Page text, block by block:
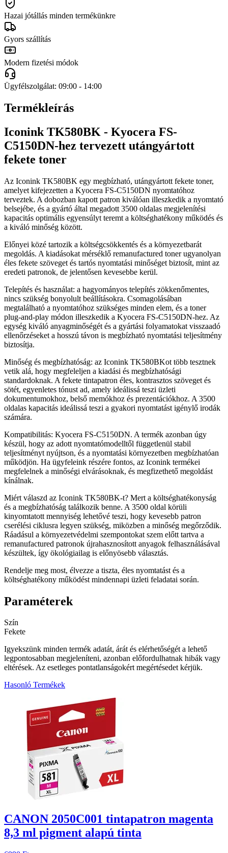
Hazai jótállás minden termékünkre
Gyors szállítás
Modern fizetési módok
Ügyfélszolgálat: 09:00 - 14:00
Termékleírás
Iconink TK580BK - Kyocera FS-
C5150DN-hez tervezett utángyártott
fekete toner
Az Iconink TK580BK egy megbízható, utángyártott fekete toner,
amelyet kifejezetten a Kyocera FS-C5150DN nyomtatóhoz
terveztek. A dobozban kapott patron kiválóan illeszkedik a nyomtató
belsejébe, és a gyártó által megadott 3500 oldalas megjelenítési
kapacitás optimális egyensúlyt teremt a költséghatékony működés és
a kiváló minőség között.
Előnyei közé tartozik a költségcsökkentés és a környezetbarát
megoldás. A kiadásokat mérséklő remanufactured toner ugyanolyan
éles fekete szöveget és tartós nyomtatási minőséget biztosít, mint az
eredeti patronok, de jelentősen kevesebbe kerül.
Telepítés és használat: a hagyományos telepítés zökkenőmentes,
nincs szükség bonyolult beállításokra. Csomagolásában
megtalálható a nyomtatóhoz szükséges minden elem, és a toner
plug-and-play módon illeszkedik a Kyocera FS-C5150DN-hez. Az
egység kiváló anyagminőségét és a gyártási folyamatokat visszaadó
ellenőrzéseket a hosszú távon is megbízható nyomtatási teljesítmény
biztosítja.
Minőség és megbízhatóság: az Iconink TK580BKot több tesztnek
vetik alá, hogy megfeleljen a kiadási és megbízhatósági
standardoknak. A fekete tintapatron éles, kontrasztos szöveget és
sötét, egyenletes tónust ad, amely ideálissá teszi üzleti
dokumentumokhoz, belső memókhoz és prezentációkhoz. A 3500
oldalas kapacitás ideálissá teszi a gyakori nyomtatást igénylő irodák
számára.
Kompatibilitás: Kyocera FS-C5150DN. A termék azonban úgy
készül, hogy az adott nyomtatómodelltől függetlenül stabil
teljesítményt nyújtson, és a nyomtatási környezetben megbízhatóan
működjön. Ha ügyfeleink részére fontos, az Iconink termékei
megfelelnek a minőségi elvárásoknak, és megfizethető megoldást
kínálnak.
Miért válaszd az Iconink TK580BK-t? Mert a költséghatékonyság
és a megbízhatóság találkozik benne. A 3500 oldal körüli
kinyomtatott mennyiség lehetővé teszi, hogy kevesebb patron
cserélési ciklusra legyen szükség, miközben a minőség megőrződik.
Ráadásul a környezetvédelmi szempontokat szem előtt tartva a
remanufactured patronok újrahasznosított anyagok felhasználásával
készültek, így ökológiailag is előnyösebb választás.
Rendelje meg most, élvezze a tiszta, éles nyomtatást és a
költséghatékony működést mindennapi üzleti feladatai során.
Paraméterek
Szín
Fekete
Igyekszünk minden termék adatát, árát és elérhetőségét a lehető
legpontosabban megjeleníteni, azonban előfordulhatnak hibák vagy
eltérések. Az esetleges pontatlanságokért megértésedet kérjük.
Hasonló Termékek
CANON 2050C001 tintapatron magenta
8,3 ml pigment alapú tinta